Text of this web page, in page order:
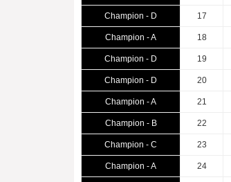
Champion - D 17
Champion - A 18
Champion - D 19
Champion - D 20
Champion - A 21
Champion - B 22
Champion - C 23
Champion - A 24